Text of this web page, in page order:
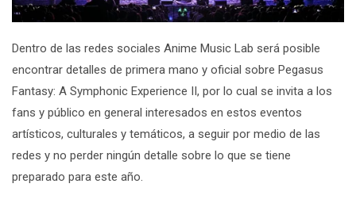
Dentro de las redes sociales Anime Music Lab será posible
encontrar detalles de primera mano y oficial sobre Pegasus
Fantasy: A Symphonic Experience II, por lo cual se invita a los
fans y público en general interesados en estos eventos
artísticos, culturales y temáticos, a seguir por medio de las
redes y no perder ningún detalle sobre lo que se tiene
preparado para este año.